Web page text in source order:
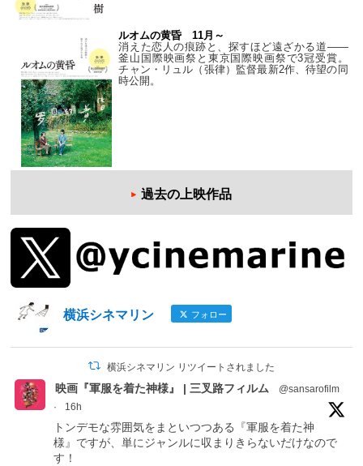
ルオムの黄昏 11月～
消えた恋人の痕跡と、探すほど遠ざかる道——
釜山国際映画祭と東京国際映画祭で3冠受賞。
チャン・リュル（張律）監督最新2作、待望の同
時公開。
過去の上映作品
横浜シネマリン フォロー
横浜シネマリン リツイートされました
映画『軍服を着た神様』 | 三叉路フィルム
@sansarofilm
·
16h
トンデモな雰囲気をまといつつある『軍服を着た神
様』ですが、単にジャンルに収まりきらないだけなので
す！